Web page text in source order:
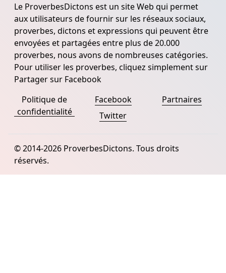
Le ProverbesDictons est un site Web qui permet
aux utilisateurs de fournir sur les réseaux sociaux,
proverbes, dictons et expressions qui peuvent être
envoyées et partagées entre plus de 20.000
proverbes, nous avons de nombreuses catégories.
Pour utiliser les proverbes, cliquez simplement sur
Partager sur Facebook
Politique de
confidentialité
Facebook
Twitter
Partnaires
© 2014-2026 ProverbesDictons. Tous droits
réservés.